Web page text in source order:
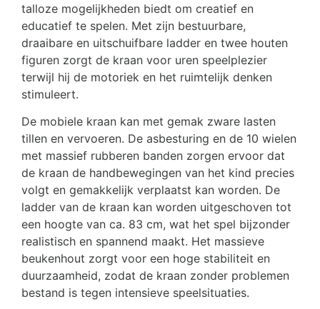
talloze mogelijkheden biedt om creatief en
educatief te spelen. Met zijn bestuurbare,
draaibare en uitschuifbare ladder en twee houten
figuren zorgt de kraan voor uren speelplezier
terwijl hij de motoriek en het ruimtelijk denken
stimuleert.
De mobiele kraan kan met gemak zware lasten
tillen en vervoeren. De asbesturing en de 10 wielen
met massief rubberen banden zorgen ervoor dat
de kraan de handbewegingen van het kind precies
volgt en gemakkelijk verplaatst kan worden. De
ladder van de kraan kan worden uitgeschoven tot
een hoogte van ca. 83 cm, wat het spel bijzonder
realistisch en spannend maakt. Het massieve
beukenhout zorgt voor een hoge stabiliteit en
duurzaamheid, zodat de kraan zonder problemen
bestand is tegen intensieve speelsituaties.